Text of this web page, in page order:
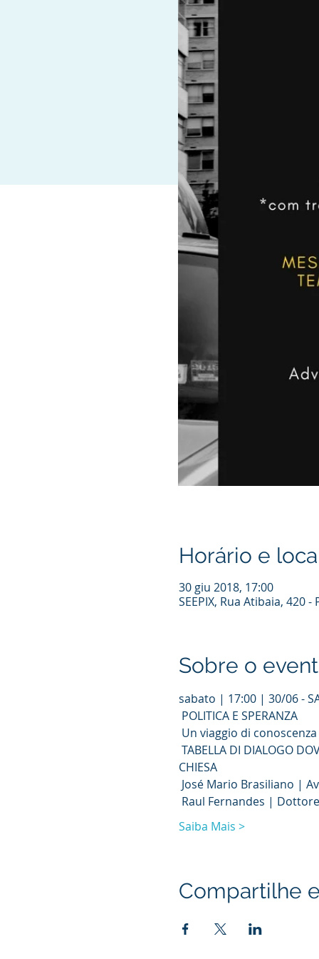
Horário e
30 giu 2018, 17:00
SEEPIX, Rua Atibaia, 420
Sobre o
sabato | 17:00 | 30/06 -
POLITICA E SPERANZA
Un viaggio di conoscenza​
CHIESA​
José Mario Brasiliano |
Raul Fernandes |
Saiba Mais >
Compartilhe